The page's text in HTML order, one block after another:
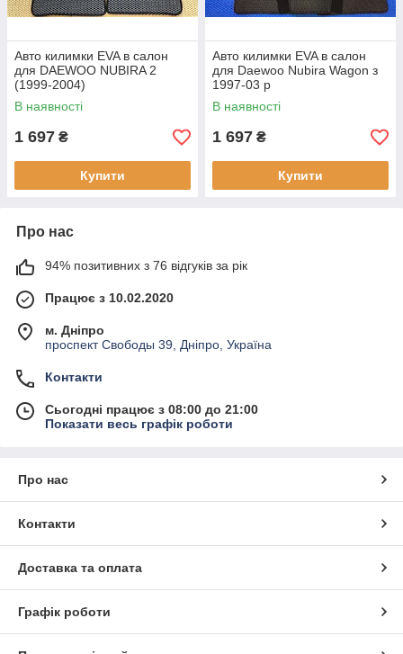
Авто килимки EVA в салон
для DAEWOO NUBIRA 2
(1999-2004)
В наявності
1 697 ₴
Купити
Авто килимки EVA в салон
для Daewoo Nubira Wagon з
1997-03 р
В наявності
1 697 ₴
Купити
Про нас
94% позитивних з 76 відгуків за рік
Працює з 10.02.2020
м. Дніпро
проспект Свободы 39, Дніпро, Україна
Контакти
Сьогодні працює з 08:00 до 21:00
Показати весь графік роботи
Про нас
Контакти
Доставка та оплата
Графік роботи